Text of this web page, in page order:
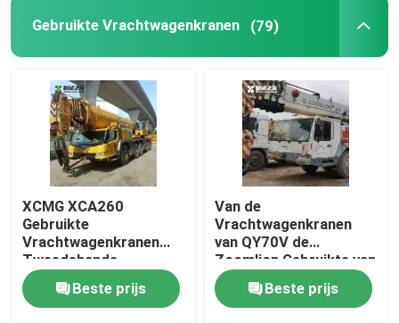
Motormontage
Gebruikte Vrachtwagenkranen (79)
XCMG XCA260
Gebruikte
Vrachtwagenkranen
Tweedehands
Vrachtwagen Mobiele
Kraan 260ton
Beste prijs
Van de
Vrachtwagenkranen
van QY70V de
Zoomlion Gebruikte van
de de Tweede
Handvrachtwagen
Mobiele Kraan
Beste prijs